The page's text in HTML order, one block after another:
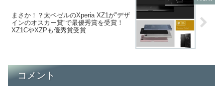
まさか！？太ベゼルのXperia XZ1が”デザ
インのオスカー賞”で最優秀賞を受賞！
XZ1CやXZPも優秀賞受賞
コメント